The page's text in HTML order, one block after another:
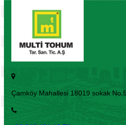
Çamköy Mahallesi 18019 sokak